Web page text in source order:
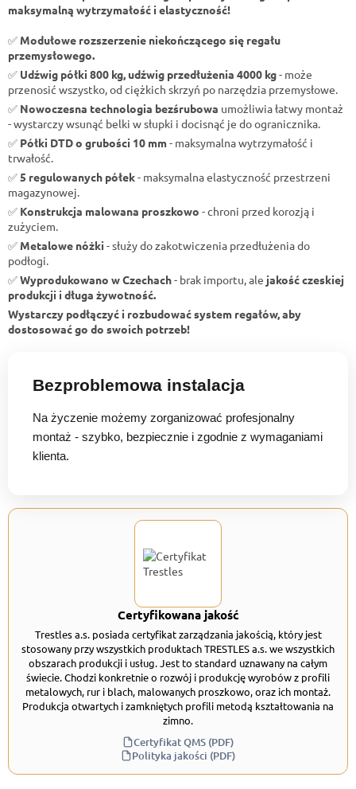
maksymalną wytrzymałość i elastyczność!
✅ Modułowe rozszerzenie niekończącego się regału
przemysłowego.
✅ Udźwig półki 800 kg, udźwig przedłużenia 4000 kg- może
przenosić wszystko, od ciężkich skrzyń po narzędzia przemysłowe.
✅ Nowoczesna technologia bezśrubowa umożliwia łatwy montaż
- wystarczy wsunąć belki w słupki i docisnąć je do ogranicznika.
✅ Półki DTD o grubości 10 mm- maksymalna wytrzymałość i
trwałość.
✅ 5 regulowanych półek- maksymalna elastyczność przestrzeni
magazynowej.
✅ Konstrukcja malowana proszkowo - chroni przed korozją i
zużyciem.
✅ Metalowe nóżki - służy do zakotwiczenia przedłużenia do
podłogi.
✅Wyprodukowano w Czechach- brak importu, ale jakość czeskiej
produkcji i długa żywotność.
Wystarczy podłączyć i rozbudować system regałów, aby
dostosować go do swoich potrzeb!
Bezproblemowa instalacja
Na życzenie możemy zorganizować profesjonalny
montaż - szybko, bezpiecznie i zgodnie z wymaganiami
klienta.
Certyfikowana jakość
Trestles a.s. posiada certyfikat zarządzania jakością, który jest
stosowany przy wszystkich produktach TRESTLES a.s. we wszystkich
obszarach produkcji i usług. Jest to standard uznawany na całym
świecie. Chodzi konkretnie o rozwój i produkcję wyrobów z profili
metalowych, rur i blach, malowanych proszkowo, oraz ich montaż.
Produkcja otwartych i zamkniętych profili metodą kształtowania na
zimno.
Certyfikat QMS (PDF)
Polityka jakości (PDF)